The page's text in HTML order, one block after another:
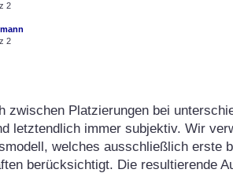
2
2
zwischen Platzierungen bei
letztendlich immer subjektiv. Wir
welches ausschließlich erste
berücksichtigt. Die resultierende